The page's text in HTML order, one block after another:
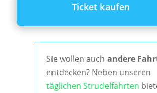
Ticket kaufen
Sie wollen auch andere
entdecken? Neben unseren
täglichen Strudelfahrten